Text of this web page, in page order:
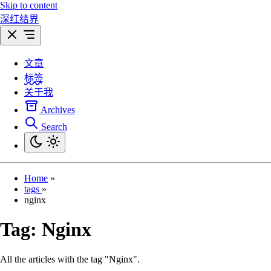
Skip to content
深红结界
文章
标签
关于我
Archives
Search
Home »
tags »
nginx
Tag: Nginx
All the articles with the tag "Nginx".